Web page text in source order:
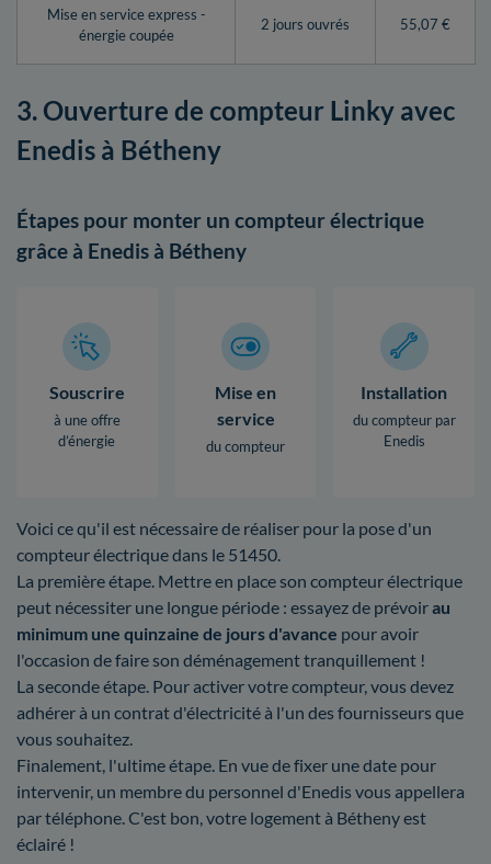
Mise en service express -
énergie coupée
2 jours ouvrés 55,07 €
3. Ouverture de compteur Linky avec
Enedis à Bétheny
Étapes pour monter un compteur électrique
grâce à Enedis à Bétheny
Souscrire
à une offre
d’énergie
Mise en
service
du compteur
Installation
du compteur par
Enedis
Voici ce qu'il est nécessaire de réaliser pour la pose d'un
compteur électrique dans le 51450.
La première étape. Mettre en place son compteur électrique
peut nécessiter une longue période : essayez de prévoirau
minimum une quinzaine de jours d'avance pour avoir
l'occasion de faire son déménagement tranquillement !
La seconde étape. Pour activer votre compteur, vous devez
adhérer à un contrat d'électricité à l'un des fournisseurs que
vous souhaitez.
Finalement, l'ultime étape. En vue de fixer une date pour
intervenir, un membre du personnel d'Enedis vous appellera
par téléphone. C'est bon, votre logement à Bétheny est
éclairé !